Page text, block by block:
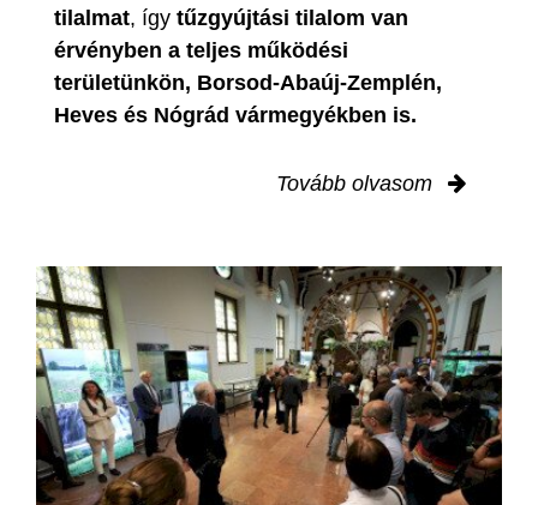
tilalmat, így tűzgyújtási tilalom van
érvényben a teljes működési
területünkön, Borsod-Abaúj-Zemplén,
Heves és Nógrád vármegyékben is.
Tovább olvasom